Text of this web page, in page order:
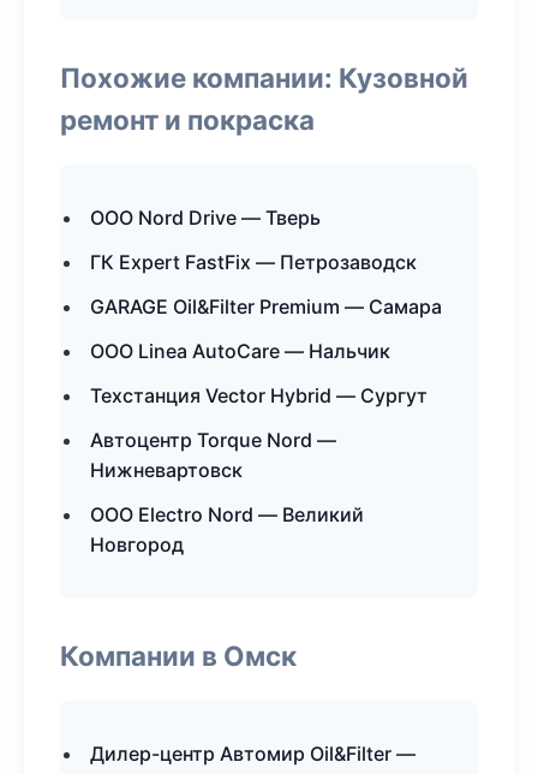
Похожие компании: Кузовной
ремонт и покраска
ООО Nord Drive — Тверь
ГК Expert FastFix — Петрозаводск
GARAGE Oil&Filter Premium — Самара
ООО Linea AutoCare — Нальчик
Техстанция Vector Hybrid — Сургут
Автоцентр Torque Nord —
Нижневартовск
ООО Electro Nord — Великий
Новгород
Компании в Омск
Дилер-центр Автомир Oil&Filter —